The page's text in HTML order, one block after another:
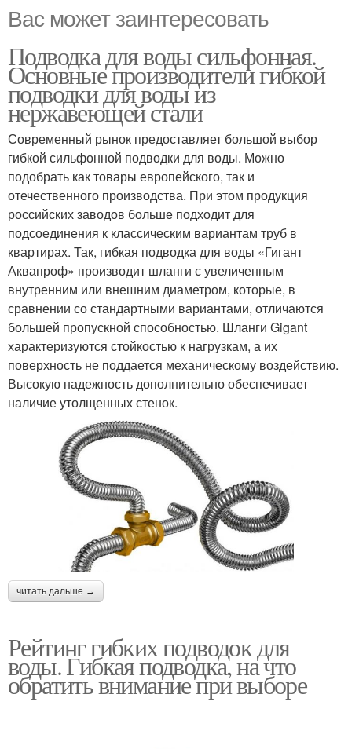
Вас может заинтересовать
Подводка для воды сильфонная.
Основные производители гибкой
подводки для воды из
нержавеющей стали
Современный рынок предоставляет большой выбор
гибкой сильфонной подводки для воды. Можно
подобрать как товары европейского, так и
отечественного производства. При этом продукция
российских заводов больше подходит для
подсоединения к классическим вариантам труб в
квартирах. Так, гибкая подводка для воды «Гигант
Аквапроф» производит шланги с увеличенным
внутренним или внешним диаметром, которые, в
сравнении со стандартными вариантами, отличаются
большей пропускной способностью. Шланги Gigant
характеризуются стойкостью к нагрузкам, а их
поверхность не поддается механическому воздействию.
Высокую надежность дополнительно обеспечивает
наличие утолщенных стенок.
читать дальше →
Рейтинг гибких подводок для
воды. Гибкая подводка, на что
обратить внимание при выборе